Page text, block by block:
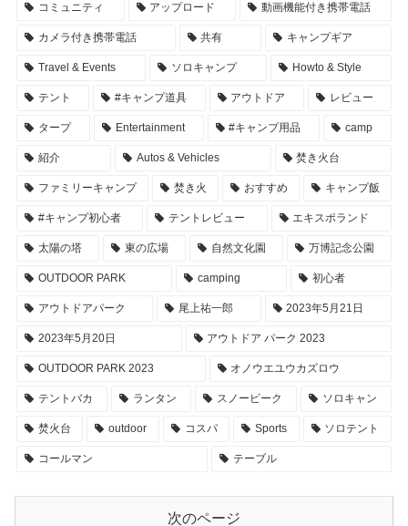
コミュニティ アップロード 動画機能付き携帯電話
カメラ付き携帯電話 共有 キャンプギア
Travel & Events ソロキャンプ Howto & Style
テント #キャンプ道具 アウトドア レビュー
タープ Entertainment #キャンプ用品 camp
紹介 Autos & Vehicles 焚き火台
ファミリーキャンプ 焚き火 おすすめ キャンプ飯
#キャンプ初心者 テントレビュー エキスポランド
太陽の塔 東の広場 自然文化園 万博記念公園
OUTDOOR PARK camping 初心者
アウトドアパーク 尾上祐一郎 2023年5月21日
2023年5月20日 アウトドア パーク 2023
OUTDOOR PARK 2023 オノウエユウカズロウ
テントバカ ランタン スノーピーク ソロキャン
焚火台 outdoor コスパ Sports ソロテント
コールマン テーブル
次のページ